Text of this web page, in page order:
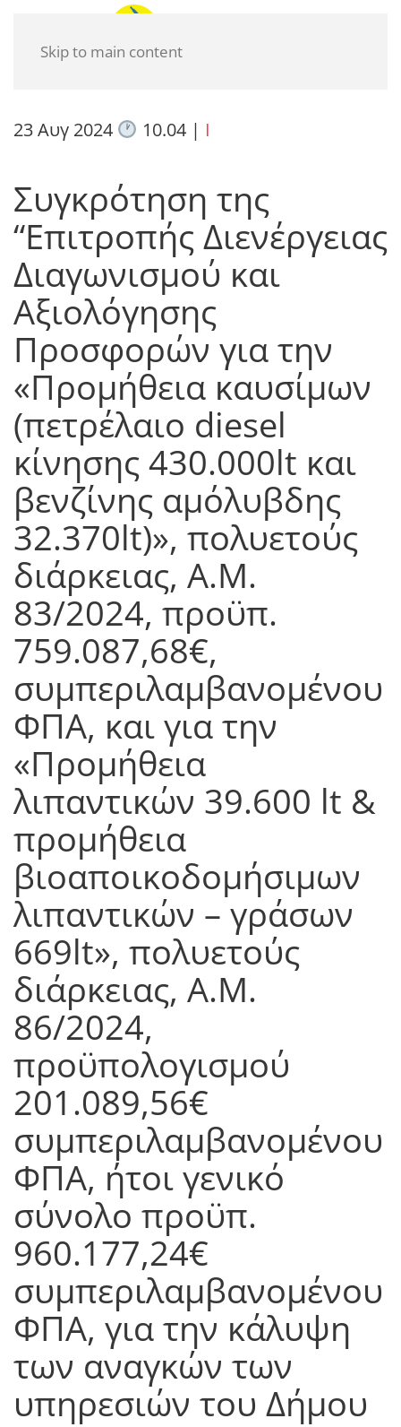
Skip to main content
23 Αυγ 2024 10.04| I
Συγκρότηση της
“Επιτροπής Διενέργειας
Διαγωνισμού και
Αξιολόγησης
Προσφορών για την
«Προμήθεια καυσίμων
(πετρέλαιο diesel
κίνησης 430.000lt και
βενζίνης αμόλυβδης
32.370lt)», πολυετούς
διάρκειας, Α.Μ.
83/2024, προϋπ.
759.087,68€,
συμπεριλαμβανομένου
ΦΠΑ, και για την
«Προμήθεια
λιπαντικών 39.600 lt &
προμήθεια
βιοαποικοδομήσιμων
λιπαντικών – γράσων
669lt», πολυετούς
διάρκειας, Α.Μ.
86/2024,
προϋπολογισμού
201.089,56€
συμπεριλαμβανομένου
ΦΠΑ, ήτοι γενικό
σύνολο προϋπ.
960.177,24€
συμπεριλαμβανομένου
ΦΠΑ, για την κάλυψη
των αναγκών των
υπηρεσιών του Δήμου